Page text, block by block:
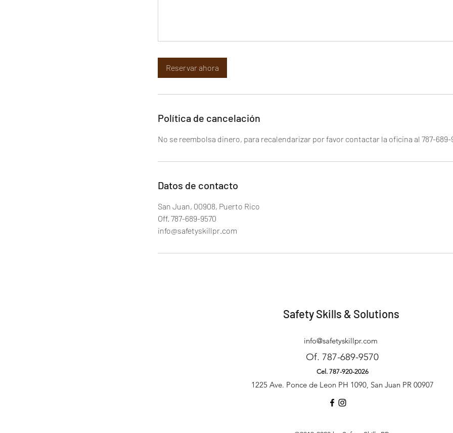
Reservar ahora
Política de cancelación
No se reembolsa dinero, para recalendarizar por favor contactar la oficina al 787-689-
Datos de contacto
San Juan, 00908, Puerto Rico
Off. 787-689-9570
info@safetyskillpr.com
Safety Skills & Solutions
info@safetyskillpr.com
Of. 787-689-9570
Cel. 787-920-2026
1225 Ave. Ponce de Leon PH 1090, San Juan PR 00907